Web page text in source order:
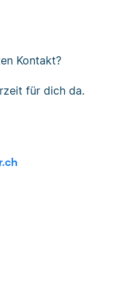
Kontakt?
für dich da.